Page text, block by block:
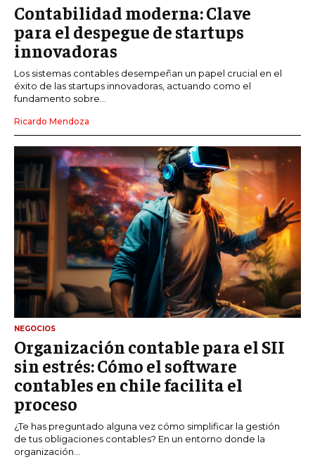
Contabilidad moderna: Clave
para el despegue de startups
innovadoras
Los sistemas contables desempeñan un papel crucial en el
éxito de las startups innovadoras, actuando como el
fundamento sobre...
Ricardo Mendoza
NEGOCIOS
Organización contable para el SII
sin estrés: Cómo el software
contables en chile facilita el
proceso
¿Te has preguntado alguna vez cómo simplificar la gestión
de tus obligaciones contables? En un entorno donde la
organización...